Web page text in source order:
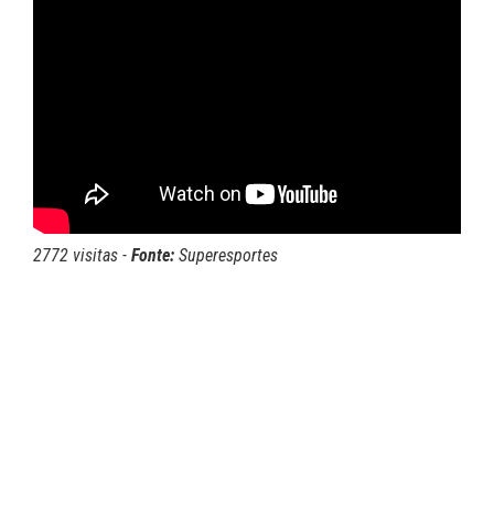
2772 visitas - Fonte: Superesportes